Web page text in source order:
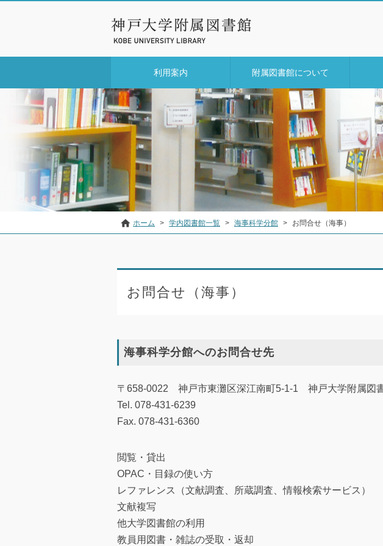
利用案内 附属図書館について
ホーム > 学内図書館一覧 > 海事科学分館 > お問合せ（海事）
お問合せ（海事）
海事科学分館へのお問合せ先
〒658-0022 神戸市東灘区深江南町5-1-1 神戸大学附属図
Tel. 078-431-6239
Fax. 078-431-6360
閲覧・貸出
OPAC・目録の使い方
レファレンス（文献調査、所蔵調査、情報検索サービス）
文献複写
他大学図書館の利用
教員用図書・雑誌の受取・返却